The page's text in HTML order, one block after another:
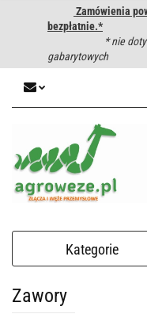
Zamówienia
bezpłatnie.*
* nie
gabarytowych
Kategorie
Zawory